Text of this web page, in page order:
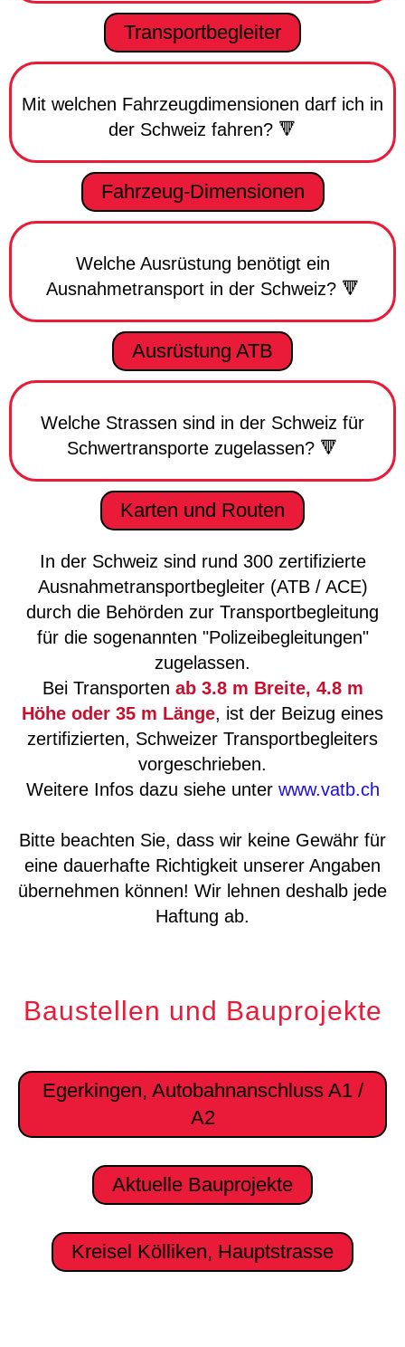
Transportbegleiter
Mit welchen Fahrzeugdimensionen darf ich in
der Schweiz fahren? 🔻
Fahrzeug-Dimensionen
Welche Ausrüstung benötigt ein
Ausnahmetransport in der Schweiz? 🔻
Ausrüstung ATB
Welche Strassen sind in der Schweiz für
Schwertransporte zugelassen? 🔻
Karten und Routen
In der Schweiz sind rund 300 zertifizierte
Ausnahmetransportbegleiter (ATB / ACE)
durch die Behörden zur Transportbegleitung
für die sogenannten "Polizeibegleitungen"
zugelassen.
Bei Transporten ab 3.8 m Breite, 4.8 m
Höhe oder 35 m Länge, ist der Beizug eines
zertifizierten, Schweizer Transportbegleiters
vorgeschrieben.
Weitere Infos dazu siehe unter www.vatb.ch
Bitte beachten Sie, dass wir keine Gewähr für
eine dauerhafte Richtigkeit unserer Angaben
übernehmen können! Wir lehnen deshalb jede
Haftung ab.
Baustellen und Bauprojekte
Egerkingen, Autobahnanschluss A1 /
A2
Aktuelle Bauprojekte
Kreisel Kölliken, Hauptstrasse